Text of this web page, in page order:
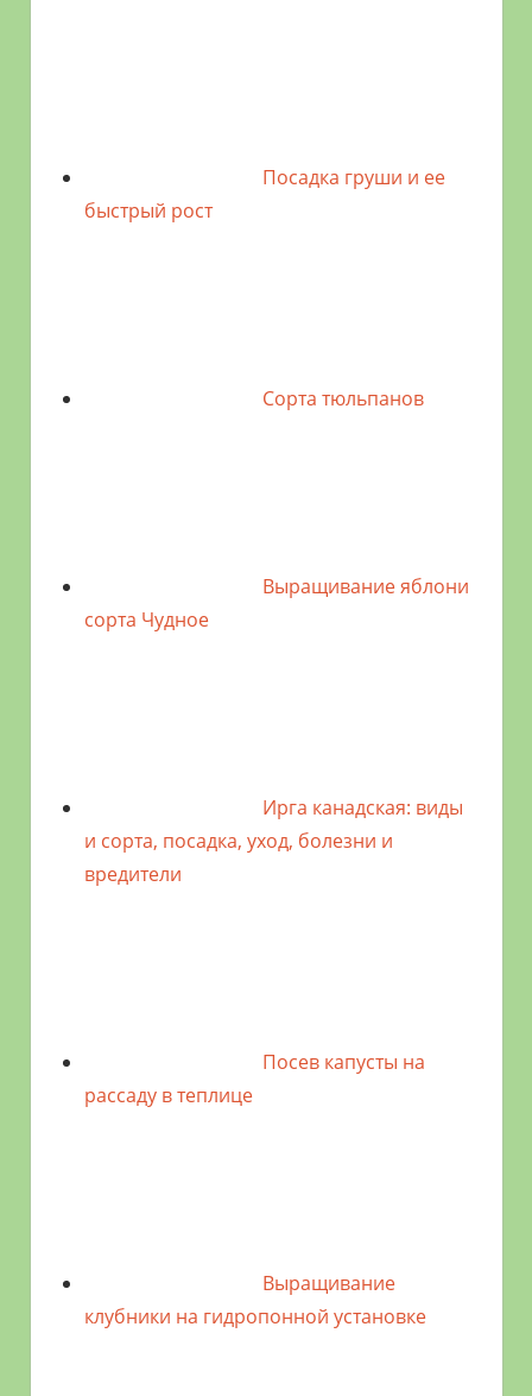
Посадка груши и ее
быстрый рост
Сорта тюльпанов
Выращивание яблони
сорта Чудное
Ирга канадская: виды
и сорта, посадка, уход, болезни и
вредители
Посев капусты на
рассаду в теплице
Выращивание
клубники на гидропонной установке